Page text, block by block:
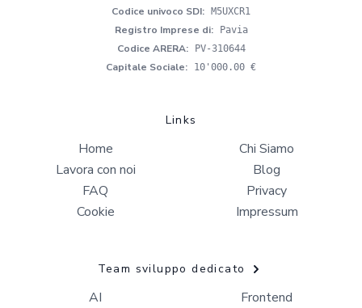
Codice univoco SDI: M5UXCR1
Registro Imprese di: Pavia
Codice ARERA: PV-310644
Capitale Sociale: 10'000.00 €
Links
Home
Chi Siamo
Lavora con noi
Blog
FAQ
Privacy
Cookie
Impressum
Team sviluppo dedicato
AI
Frontend